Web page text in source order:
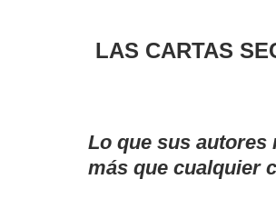
LAS CARTAS
Lo que sus autores
más que cualquier